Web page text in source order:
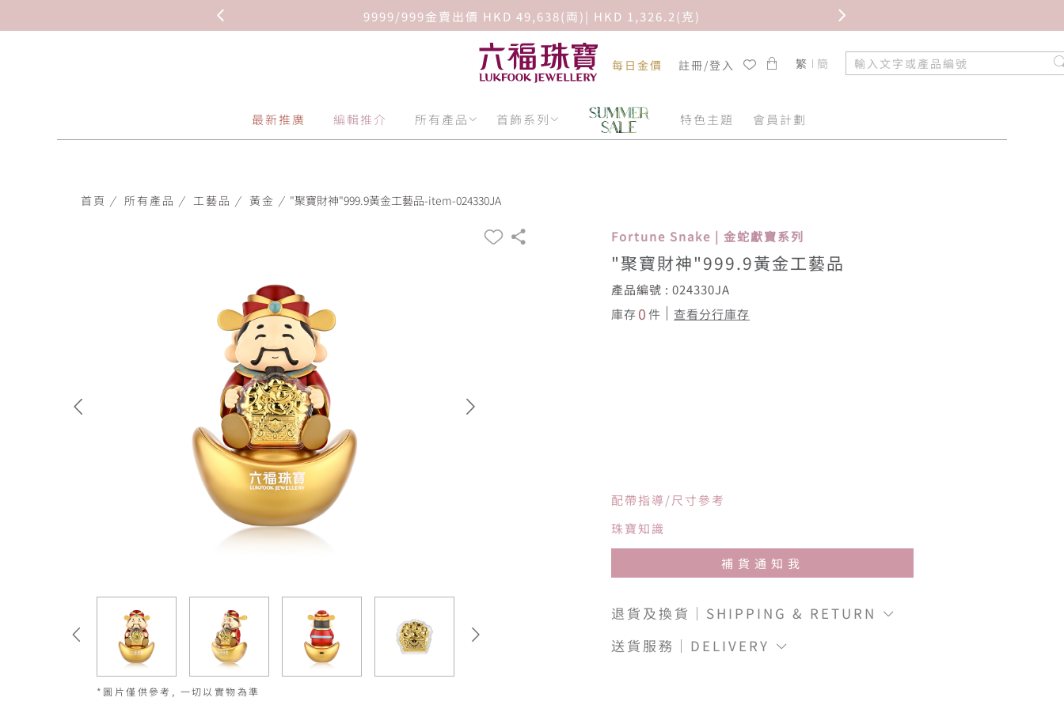
9999/999金賣出價 HKD 49,638(両)| HKD 1,326.2(克)
每日金價 註冊/登入 繁 簡
最新推廣 編輯推介 所有產品 首飾系列 特色主題 會員計劃
首頁 / 所有產品 / 工藝品 / 黃金 / "聚寶財神"999.9黃金工藝品-item-024330JA
*圖片僅供參考, 一切以實物為準
Fortune Snake | 金蛇獻寶系列
"聚寶財神"999.9黃金工藝品
產品編號 : 024330JA
庫存0件 查看分行庫存
配帶指導/尺寸參考
珠寶知識
補貨通知我
退貨及換貨｜SHIPPING & RETURN
送貨服務｜DELIVERY